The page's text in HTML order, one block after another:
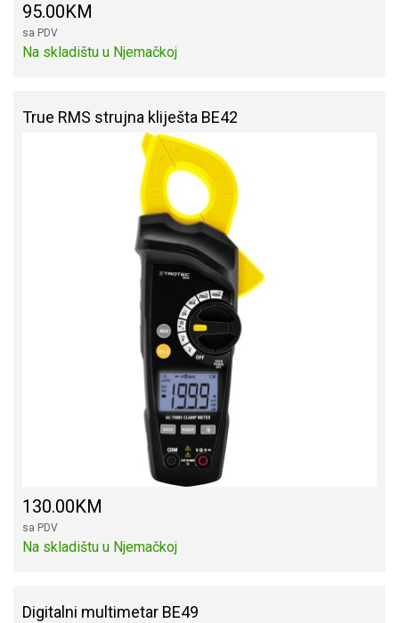
95.00KM
sa PDV
Na skladištu u Njemačkoj
True RMS strujna kliješta BE42
130.00KM
sa PDV
Na skladištu u Njemačkoj
Digitalni multimetar BE49